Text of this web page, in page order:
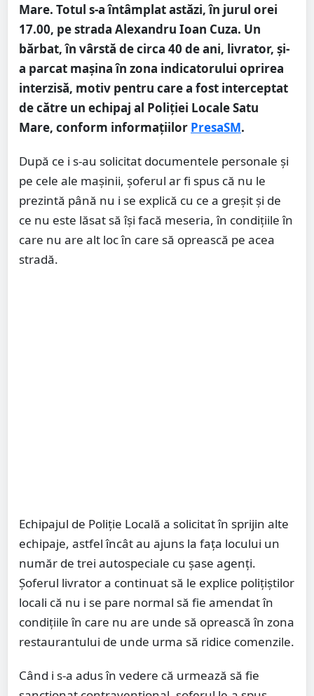
Mare. Totul s-a întâmplat astăzi, în jurul orei
17.00, pe strada Alexandru Ioan Cuza. Un
bărbat, în vârstă de circa 40 de ani, livrator, și-
a parcat mașina în zona indicatorului oprirea
interzisă, motiv pentru care a fost interceptat
de către un echipaj al Poliției Locale Satu
Mare, conform informațiilor PresaSM.
După ce i s-au solicitat documentele personale și
pe cele ale mașinii, șoferul ar fi spus că nu le
prezintă până nu i se explică cu ce a greșit și de
ce nu este lăsat să își facă meseria, în condițiile în
care nu are alt loc în care să oprească pe acea
stradă.
Echipajul de Poliție Locală a solicitat în sprijin alte
echipaje, astfel încât au ajuns la fața locului un
număr de trei autospeciale cu șase agenți.
Șoferul livrator a continuat să le explice polițiștilor
locali că nu i se pare normal să fie amendat în
condițiile în care nu are unde să oprească în zona
restaurantului de unde urma să ridice comenzile.
Când i s-a adus în vedere că urmează să fie